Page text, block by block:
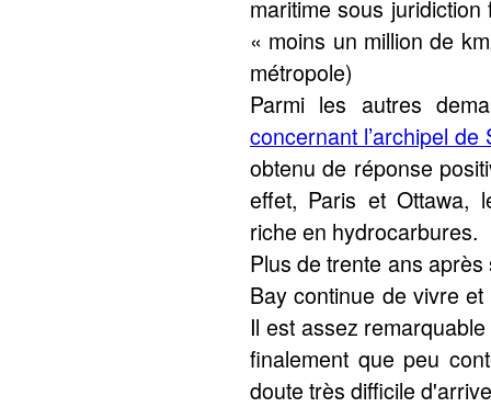
maritime sous
« moins un million de
métropole)
Parmi les autres
concernant l’archipel
obtenu de réponse
effet, Paris et Ottawa,
riche en hydrocarbures.
Plus de trente ans
Bay continue de vivre
Il est assez
finalement que peu
doute très difficile